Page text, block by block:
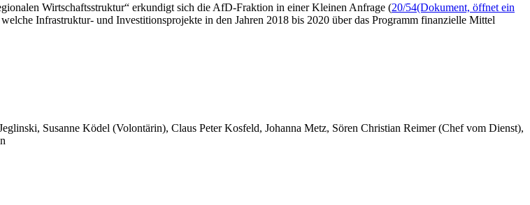
Wirtschaftsstruktur“ erkundigt sich die AfD-Fraktion in einer Kleinen Anfrage (20/54(Dokument, öffnet ein
Infrastruktur- und Investitionsprojekte in den Jahren 2018 bis 2020 über das Programm finanzielle Mittel
Susanne Ködel (Volontärin), Claus Peter Kosfeld, Johanna Metz, Sören Christian Reimer (Chef vom Dienst),